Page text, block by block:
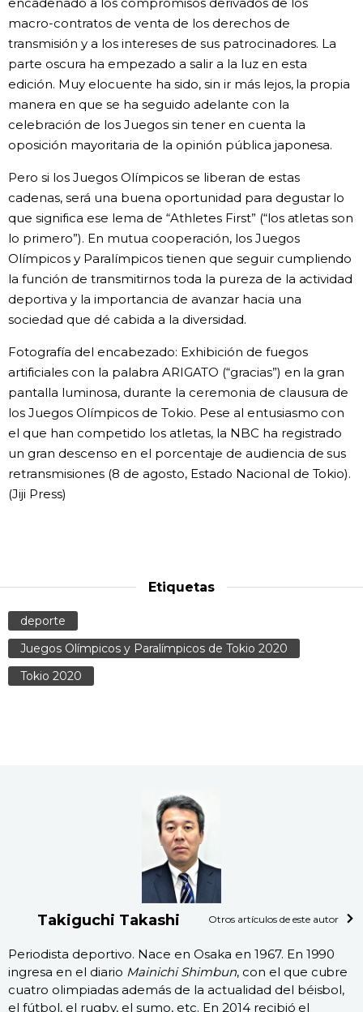
macro-contratos de venta de los derechos de
transmisión y a los intereses de sus patrocinadores. La
parte oscura ha empezado a salir a la luz en esta
edición. Muy elocuente ha sido, sin ir más lejos, la propia
manera en que se ha seguido adelante con la
celebración de los Juegos sin tener en cuenta la
oposición mayoritaria de la opinión pública japonesa.
Pero si los Juegos Olímpicos se liberan de estas
cadenas, será una buena oportunidad para degustar lo
que significa ese lema de “Athletes First” (“los atletas son
lo primero”). En mutua cooperación, los Juegos
Olímpicos y Paralímpicos tienen que seguir cumpliendo
la función de transmitirnos toda la pureza de la actividad
deportiva y la importancia de avanzar hacia una
sociedad que dé cabida a la diversidad.
Fotografía del encabezado: Exhibición de fuegos
artificiales con la palabra ARIGATO (“gracias”) en la gran
pantalla luminosa, durante la ceremonia de clausura de
los Juegos Olímpicos de Tokio. Pese al entusiasmo con
el que han competido los atletas, la NBC ha registrado
un gran descenso en el porcentaje de audiencia de sus
retransmisiones (8 de agosto, Estado Nacional de Tokio).
(Jiji Press)
Etiquetas
deporte
Juegos Olímpicos y Paralímpicos de Tokio 2020
Tokio 2020
Takiguchi Takashi Otros artículos de este autor
Periodista deportivo. Nace en Osaka en 1967. En 1990
ingresa en el diario Mainichi Shimbun, con el que cubre
cuatro olimpiadas además de la actualidad del béisbol,
el fútbol, el rugby, el sumo, etc. En 2014 recibió el